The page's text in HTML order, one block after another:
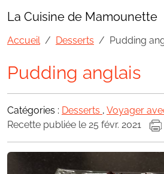
La Cuisine de Mamounette
Accueil Desserts Pudding
Pudding anglais
Catégories : Desserts , Voyager
Recette publiée le 25 févr. 2021